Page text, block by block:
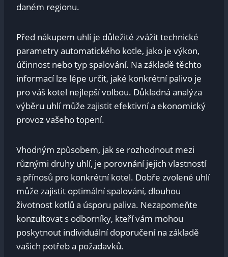
daném regionu.
Před nákupem‌ uhlí ⁣je důležité zvážit ‌technické⁣
parametry automatického kotle,⁢ jako je výkon,
‌účinnost nebo ​typ ‌spalování. Na​ základě ‍těchto
informací lze lépe určit, jaké⁤ konkrétní ​palivo je
pro váš kotel nejlepší volbou. ‌Důkladná analýza
výběru uhlí může zajistit efektivní a ekonomický
provoz⁤ vašeho topení.
Vhodným způsobem, jak se ⁣rozhodnout⁤ mezi
různými druhy uhlí, je porovnání​ jejich vlastností
a přínosů pro konkrétní kotel. Dobře zvolené ‍uhlí
‍může⁤ zajistit ‌optimální spalování, dlouhou
životnost kotlů a úsporu paliva.‌ Nezapomeňte
‌konzultovat s‍ odborníky,‍ kteří vám ⁢mohou
poskytnout individuální doporučení na základě
vašich potřeb a požadavků.